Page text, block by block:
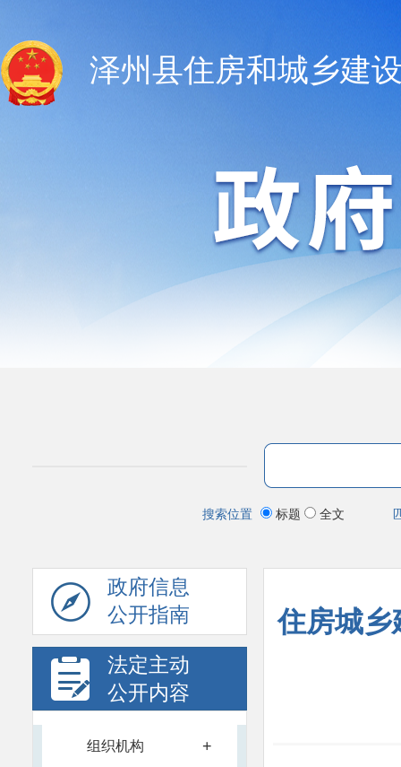
泽州县住房和城乡建
搜索位置 标题 全文
政府信息
公开指南
法定主动
公开内容
组织机构 +
住房城乡